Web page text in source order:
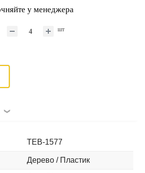
у менеджера
шт
TEB-1577
Дерево / Пластик